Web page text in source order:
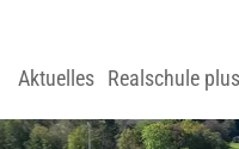
Aktuelles Realschule plus